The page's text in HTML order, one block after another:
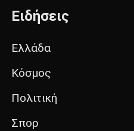
Ειδήσεις
Ελλάδα
Κόσμος
Πολιτική
Σπορ